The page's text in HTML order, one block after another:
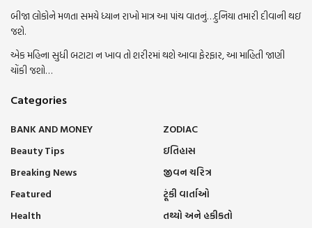
બીજા લોકોને મળતા સમયે ધ્યાન રાખો માત્ર આ પાંચ વાતનું…દુનિયા તમારી દીવાની થઇ
જશે.
એક મહિના સુધી બટાટા ન ખાવ તો શરીરમાં થશે આવા ફેરફાર, આ માહિતી જાણી
ચોંકી જશો…
Categories
BANK AND MONEY
Beauty Tips
Breaking News
Featured
Health
ZODIAC
ઇતિહાસ
જીવન ચરિત્ર
ટૂંકી વાર્તાઓ
તથ્યો અને હકીકતો